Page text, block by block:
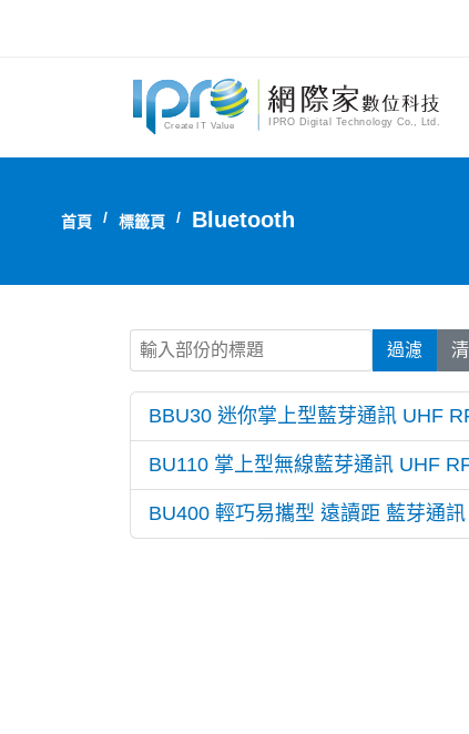
首頁 標籤頁 Bluetooth
輸入部份的標題 過濾
BBU30 迷你掌上型藍芽通訊 UHF
BU110 掌上型無線藍芽通訊 UHF
BU400 輕巧易攜型 遠讀距 藍芽通